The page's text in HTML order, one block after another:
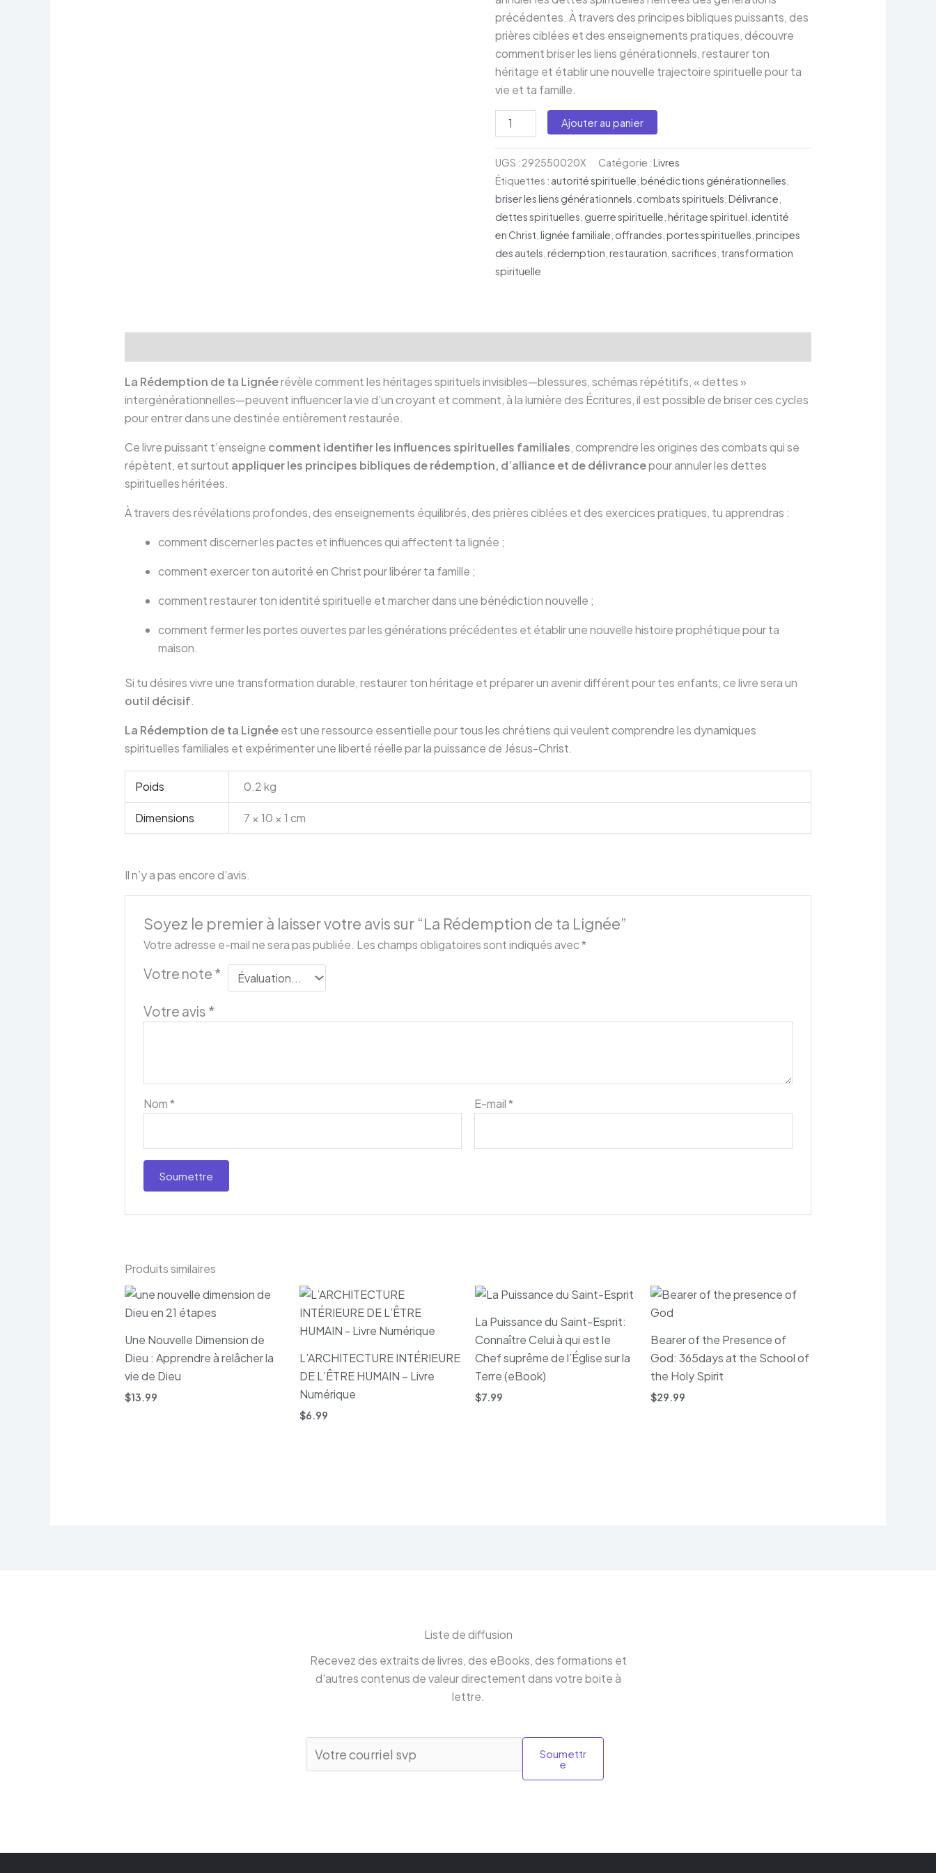
précédentes. À travers des principes bibliques puissants, des
prières ciblées et des enseignements pratiques, découvre
comment briser les liens générationnels, restaurer ton
héritage et établir une nouvelle trajectoire spirituelle pour ta
vie et ta famille.
Ajouter au panier
UGS : 292550020X Catégorie :Livres
Étiquettes : autorité spirituelle ,bénédictions générationnelles
briser les liens générationnels combats spirituels ,Délivrance
dettes spirituelles guerre spirituelle ,héritage spirituel ,identité
en Christ ,lignée familiale offrandes ,portes spirituelles ,principes
des autels ,rédemption ,restauration ,sacrifices transformation
spirituelle
La Rédemption de ta Lignéerévèle comment les héritages spirituels invisibles—blessures, schémas répétitifs, « dettes »
intergénérationnelles—peuvent influencer la vie d’un croyant et comment, à la lumière des Écritures, il est possible de briser ces cycles
pour entrer dans une destinée entièrement restaurée.
Ce livre puissant t’enseigne comment identifier les influences spirituelles familiales, comprendre les origines des combats qui se
répètent, et surtout appliquer les principes bibliques de rédemption, d’alliance et de délivrancepour annuler les dettes
spirituelles héritées.
À travers des révélations profondes, des enseignements équilibrés, des prières ciblées et des exercices pratiques, tu apprendras :
comment discerner les pactes et influences qui affectent ta lignée ;
comment exercer ton autorité en Christ pour libérer ta famille ;
comment restaurer ton identité spirituelle et marcher dans une bénédiction nouvelle ;
comment fermer les portes ouvertes par les générations précédentes et établir une nouvelle histoire prophétique pour ta
maison.
Si tu désires vivre une transformation durable, restaurer ton héritage et préparer un avenir différent pour tes enfants, ce livre sera un
outil décisif.
La Rédemption de ta Lignéeest une ressource essentielle pour tous les chrétiens qui veulent comprendre les dynamiques
spirituelles familiales et expérimenter une liberté réelle par la puissance de Jésus-Christ.
Poids 0.2 kg
Dimensions 7 × 10 × 1 cm
Il n’y a pas encore d’avis.
Soyez le premier à laisser votre avis sur “La Rédemption de ta Lignée”
Votre adresse e-mail ne sera pas publiée. Les champs obligatoires sont indiqués avec*
Votre note *
Votre avis *
Nom* E-mail*
Produits similaires
Une Nouvelle Dimension de
Dieu : Apprendre à relâcher la
vie de Dieu
$13.99
L’ARCHITECTURE INTÉRIEURE
DE L’ÊTRE HUMAIN – Livre
Numérique
$6.99
La Puissance du Saint-Esprit:
Connaître Celui à qui est le
Chef suprême de l’Église sur la
Terre (eBook)
$7.99
Bearer of the Presence of
God: 365days at the School of
the Holy Spirit
$29.99
Liste de diffusion
Recevez des extraits de livres, des eBooks, des formations et
d'autres contenus de valeur directement dans votre boite à
lettre.
Soumettr
e